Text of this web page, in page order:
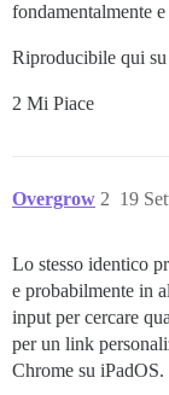
fondamentalmente
Riproducibile qui
2 Mi Piace
Overgrow 19
2
Lo stesso identico
e probabilmente in
input per cercare
per un link
Chrome su iPadOS.